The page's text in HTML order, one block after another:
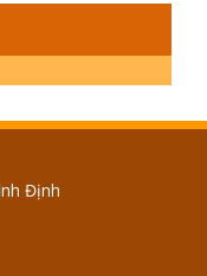
PHẬT THẬT -
ĐẶC BIỆT -
HỒNG THỦY?
ĐÂM THẦN VẶN
Định